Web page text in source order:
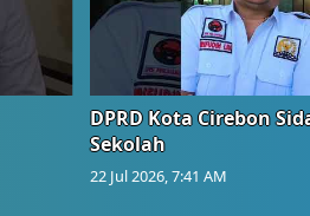
DPRD Kota Cirebon
Sekolah
22 Jul 2026, 7:41 AM